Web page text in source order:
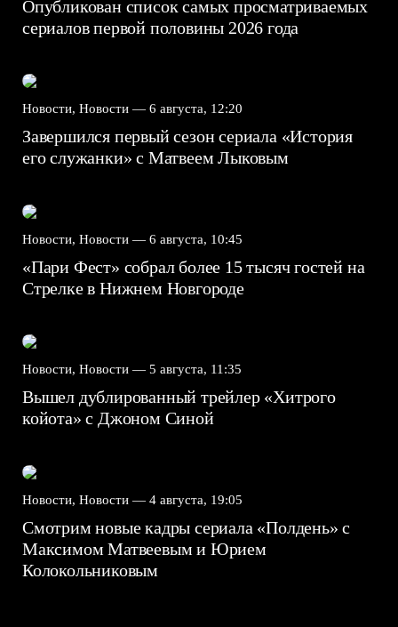
Опубликован список самых просматриваемых
сериалов первой половины 2026 года
Новости, Новости — 6 августа, 12:20
Завершился первый сезон сериала «История
его служанки» с Матвеем Лыковым
Новости, Новости — 6 августа, 10:45
«Пари Фест» собрал более 15 тысяч гостей на
Стрелке в Нижнем Новгороде
Новости, Новости — 5 августа, 11:35
Вышел дублированный трейлер «Хитрого
койота» с Джоном Синой
Новости, Новости — 4 августа, 19:05
Смотрим новые кадры сериала «Полдень» с
Максимом Матвеевым и Юрием
Колокольниковым